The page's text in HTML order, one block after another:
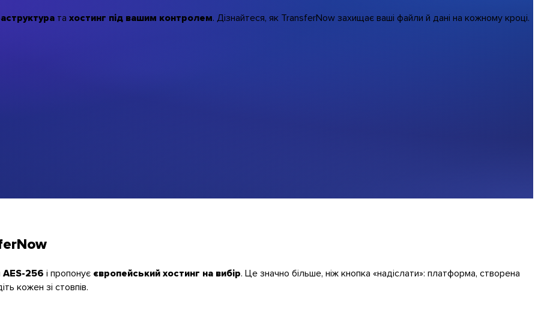
та хостинг під вашим контролем. Дізнайтеся, як TransferNow захищає ваші файли й дані на кожному кроці.
256 і пропонує європейський хостинг на вибір. Це значно більше, ніж кнопка «надіслати»: платформа, створена
кожен зі стовпів.